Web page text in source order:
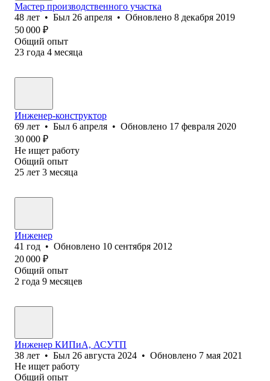
Мастер производственного участка
48 лет • Был 26 апреля • Обновлено 8 декабря 2019
50 000 ₽
Общий опыт
23 года 4 месяца
Инженер-конструктор
69 лет • Был 6 апреля • Обновлено 17 февраля 2020
30 000 ₽
Не ищет работу
Общий опыт
25 лет 3 месяца
Инженер
41 год • Обновлено 10 сентября 2012
20 000 ₽
Общий опыт
2 года 9 месяцев
Инженер КИПиА, АСУТП
38 лет • Был 26 августа 2024 • Обновлено 7 мая 2021
Не ищет работу
Общий опыт